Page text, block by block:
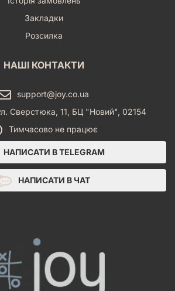
Закладки
Розсилка
НАШІ КОНТАКТИ
support@joy.co.ua
Сверстюка, 11, БЦ "Новий", 02154
Тимчасово не працює
НАПИСАТИ В TELEGRAM
НАПИСАТИ В ЧАТ